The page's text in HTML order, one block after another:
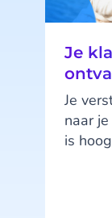
Je
Je
naar
is